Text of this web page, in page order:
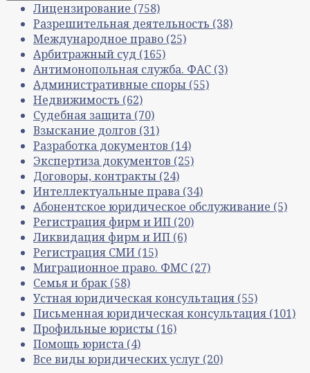
Лицензирование (758)
Разрешительная деятельность (38)
Международное право (25)
Арбитражный суд (165)
Антимонопольная служба. ФАС (3)
Административные споры (55)
Недвижимость (62)
Судебная защита (70)
Взыскание долгов (31)
Разработка документов (14)
Экспертиза документов (25)
Договоры, контракты (24)
Интеллектуальные права (34)
Абонентское юридическое обслуживание (5)
Регистрация фирм и ИП (20)
Ликвидация фирм и ИП (6)
Регистрация СМИ (15)
Миграционное право. ФМС (27)
Семья и брак (58)
Устная юридическая консультация (55)
Письменная юридическая консультация (101)
Профильные юристы (16)
Помощь юриста (4)
Все виды юридических услуг (20)